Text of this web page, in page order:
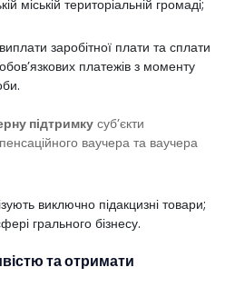
міській територіальній громаді;
заробітної плати та сплати
платежів з моменту
підтримку суб’єкти
ваучера та ваучера
виключно підакцизні товари;
грального бізнесу.
та отримати